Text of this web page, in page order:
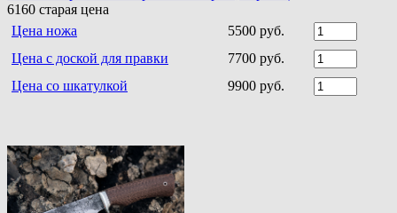
6160 старая цена
Цена ножа
5500 руб.
Цена с доской для правки
7700 руб.
Цена со шкатулкой
9900 руб.